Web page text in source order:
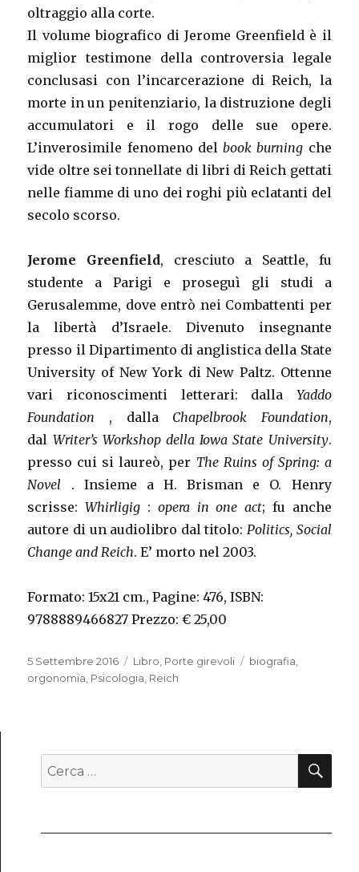
oltraggio alla corte.
Il volume biografico di Jerome Greenfield è il
miglior testimone della controversia legale
conclusasi con l’incarcerazione di Reich, la
morte in un penitenziario, la distruzione degli
accumulatori e il rogo delle sue opere.
L’inverosimile fenomeno delbook burning che
vide oltre sei tonnellate di libri di Reich gettati
nelle fiamme di uno dei roghi più eclatanti del
secolo scorso.
Jerome Greenfield, cresciuto a Seattle, fu
studente a Parigi e proseguì gli studi a
Gerusalemme, dove entrò nei Combattenti per
la libertà d’Israele. Divenuto insegnante
presso il Dipartimento di anglistica della State
University of New York di New Paltz. Ottenne
vari riconoscimenti letterari: dalla Yaddo
Foundation , dalla Chapelbrook Foundation,
dal Writer’s Workshop della Iowa State University.
presso cui si laureò, per The Ruins of Spring: a
Novel . Insieme a H. Brisman e O. Henry
scrisse:Whirligig : opera in one act; fu anche
autore di un audiolibro dal titolo: Politics, Social
Change and Reich. E’ morto nel 2003.
Formato: 15x21 cm., Pagine: 476, ISBN:
9788889466827 Prezzo: € 25,00
Pubblicato
il
5 Settembre 2016 Categorie
Libro, Porte girevoli Tag
biografia,
orgonomia, Psicologia, Reich
Cerca: